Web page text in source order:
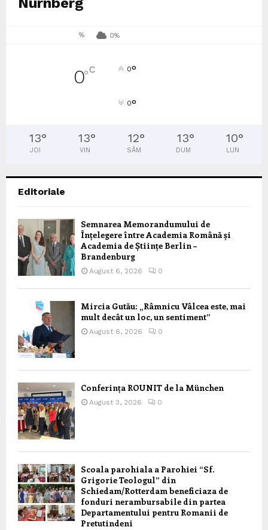
% 0%
0°C 0°
0°
13°
JOI
13°
VIN
12°
SÂM
13°
DUM
10°
LUN
Editoriale
Semnarea Memorandumului de
Înțelegere între Academia Română și
Academia de Științe Berlin –
Brandenburg
August 6, 2026 0
Mircia Gutău: „Râmnicu Vâlcea este, mai
mult decât un loc, un sentiment”
August 6, 2026 0
Conferința ROUNIT de la München
August 3, 2026 0
Scoala parohiala a Parohiei “Sf.
Grigorie Teologul” din
Schiedam/Rotterdam beneficiaza de
fonduri nerambursabile din partea
Departamentului pentru Romanii de
Pretutindeni